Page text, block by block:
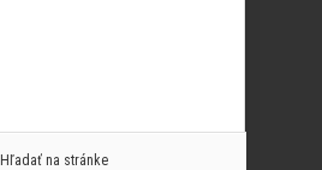
Hľadať na stránke